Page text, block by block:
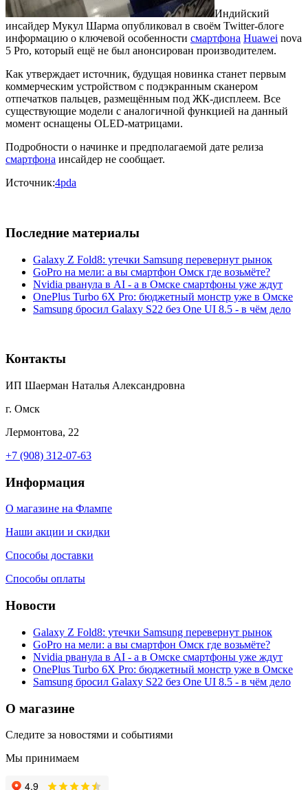
Индийский
инсайдер Мукул Шарма опубликовал в своём Twitter-блоге
информацию о ключевой особенности смартфона Huawei nova
5 Pro, который ещё не был анонсирован производителем.
Как утверждает источник, будущая новинка станет первым
коммерческим устройством с подэкранным сканером
отпечатков пальцев, размещённым под ЖК-дисплеем. Все
существующие модели с аналогичной функцией на данный
момент оснащены OLED-матрицами.
Подробности о начинке и предполагаемой дате релиза
смартфона инсайдер не сообщает.
Источник:4pda
Последние материалы
Galaxy Z Fold8: утечки Samsung перевернут рынок
GoPro на мели: а вы смартфон Омск где возьмёте?
Nvidia рванула в AI - а в Омске смартфоны уже ждут
OnePlus Turbo 6X Pro: бюджетный монстр уже в Омске
Samsung бросил Galaxy S22 без One UI 8.5 - в чём дело
Контакты
ИП Шаерман Наталья Александровна
г. Омск
Лермонтова, 22
+7 (908) 312-07-63
Информация
О магазине на Флампе
Наши акции и скидки
Способы доставки
Способы оплаты
Новости
Galaxy Z Fold8: утечки Samsung перевернут рынок
GoPro на мели: а вы смартфон Омск где возьмёте?
Nvidia рванула в AI - а в Омске смартфоны уже ждут
OnePlus Turbo 6X Pro: бюджетный монстр уже в Омске
Samsung бросил Galaxy S22 без One UI 8.5 - в чём дело
О магазине
Следите за новостями и событиями
Мы принимаем